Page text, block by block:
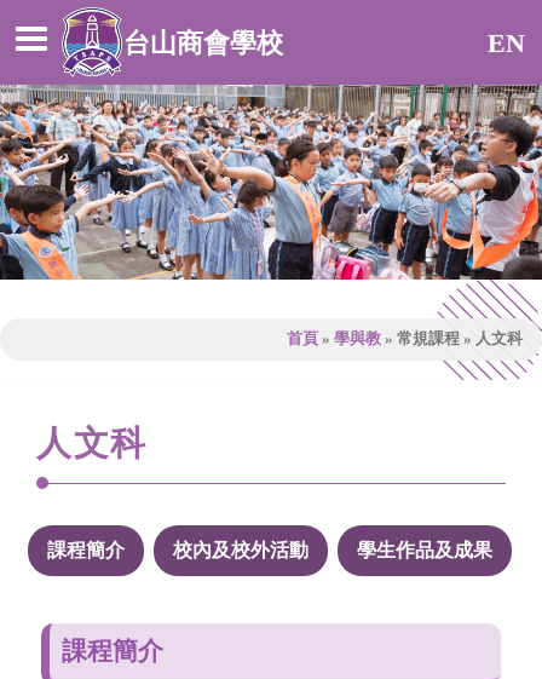
台山商會學校 EN
首頁 » 學與教 » 常規課程 » 人文科
人文科
課程簡介 校內及校外活動 學生作品及成果
課程簡介